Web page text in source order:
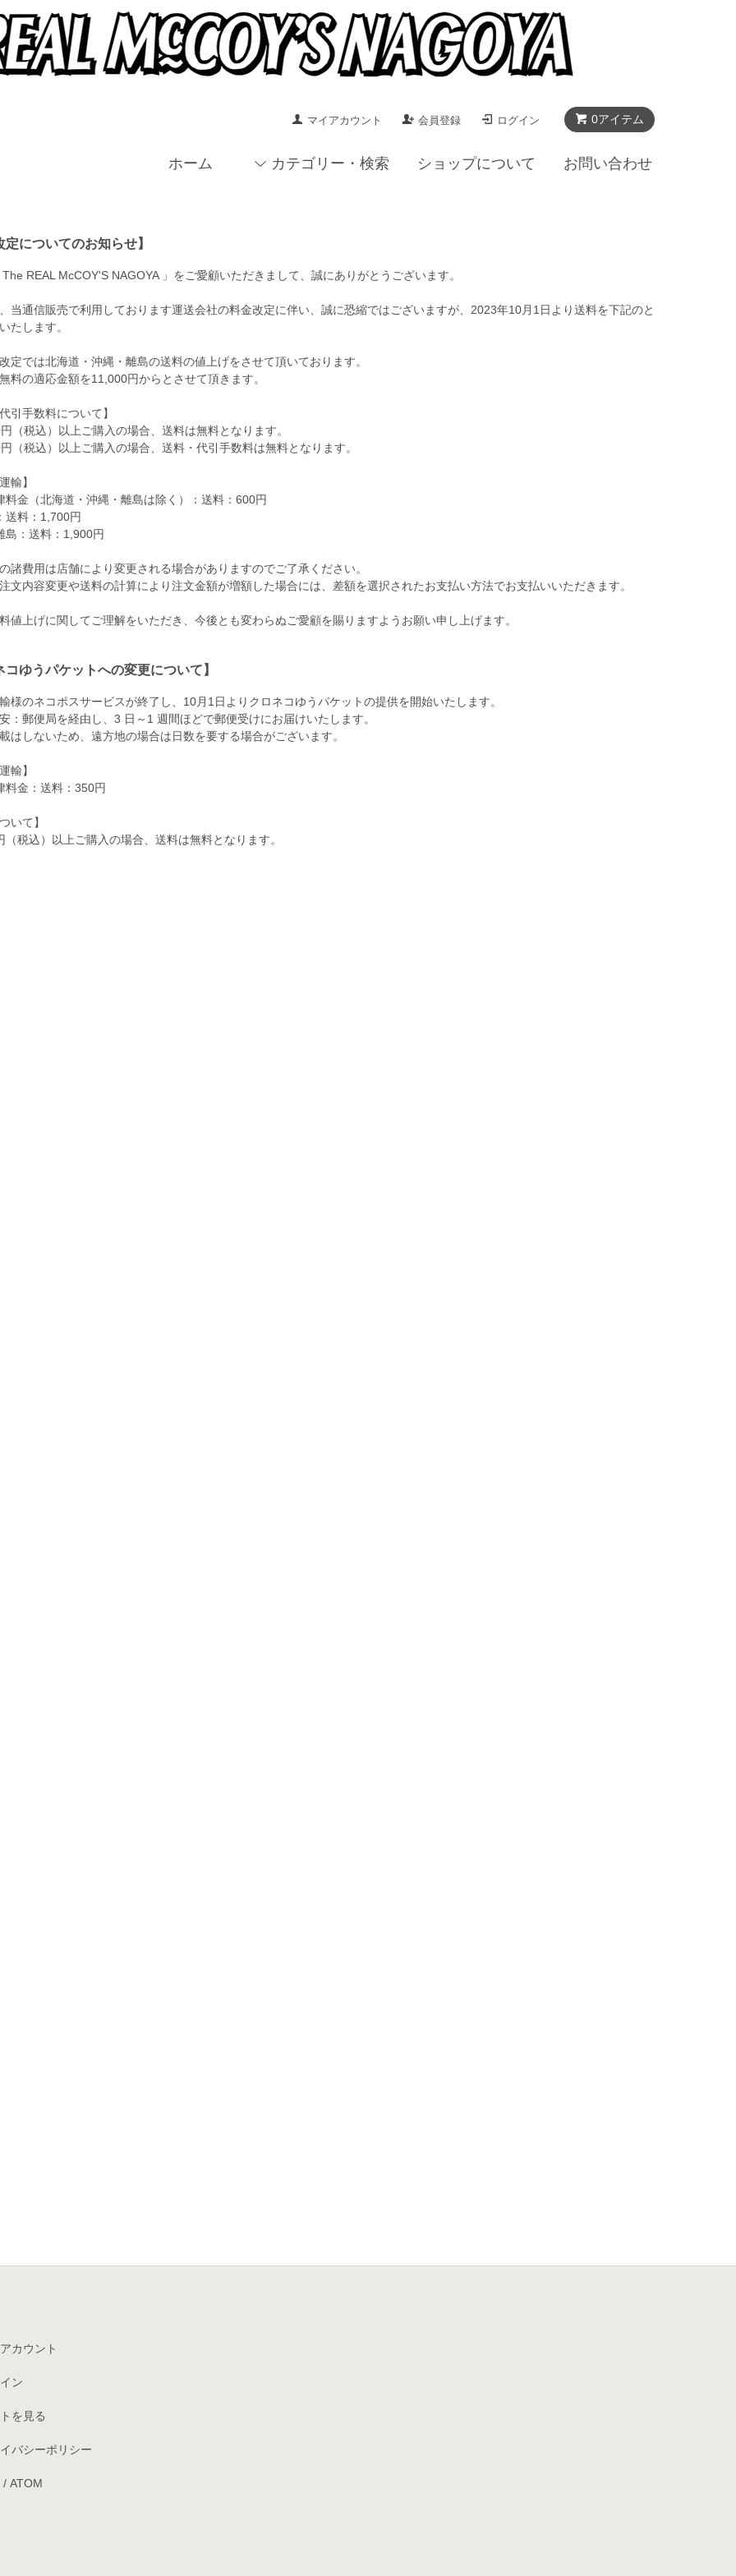
0アイテム
マイアカウント 会員登録 ログイン
ホーム カテゴリー・検索 ショップについて お問い合わせ
定についてのお知らせ】
REAL McCOY'S NAGOYA 」をご愛顧いただきまして、誠にありがとうございます。
当通信販売で利用しております運送会社の料金改定に伴い、誠に恐縮ではございますが、2023年10月1日より送料を下記のと
たします。
定では北海道・沖縄・離島の送料の値上げをさせて頂いております。
料の適応金額を11,000円からとさせて頂きます。
引手数料について】
（税込）以上ご購入の場合、送料は無料となります。
（税込）以上ご購入の場合、送料・代引手数料は無料となります。
輸】
料金（北海道・沖縄・離島は除く）：送料：600円
送料：1,700円
島：送料：1,900円
諸費用は店舗により変更される場合がありますのでご了承ください。
文内容変更や送料の計算により注文金額が増額した場合には、差額を選択されたお支払い方法でお支払いいただきます。
値上げに関してご理解をいただき、今後とも変わらぬご愛顧を賜りますようお願い申し上げます。
コゆうパケットへの変更について】
様のネコポスサービスが終了し、10月1日よりクロネコゆうパケットの提供を開始いたします。
：郵便局を経由し、3 日～1 週間ほどで郵便受けにお届けいたします。
はしないため、遠方地の場合は日数を要する場合がございます。
輸】
料金：送料：350円
いて】
（税込）以上ご購入の場合、送料は無料となります。
カウント
ン
を見る
バシーポリシー
/ ATOM